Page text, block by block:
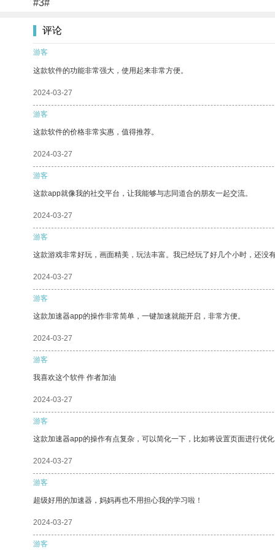
#3#
评论
游客
这款软件的功能非常强大，使用起来非常方便。
2024-03-27
游客
这款软件的价格非常实惠，值得推荐。
2024-03-27
游客
这款app就像我的社交平台，让我能够与志同道合的朋友一起交流。
2024-03-27
游客
这款游戏非常好玩，画面精美，玩法丰富。我已经玩了好几个小时，还没
2024-03-27
游客
这款加速器app的操作非常简单，一键加速就能开启，非常方便。
2024-03-27
游客
我喜欢这个软件 作者加油
2024-03-27
游客
这款加速器app的操作有点复杂，可以简化一下，比如将设置页面进行优
2024-03-27
游客
超级好用的加速器，妈妈再也不用担心我的学习啦！
2024-03-27
游客